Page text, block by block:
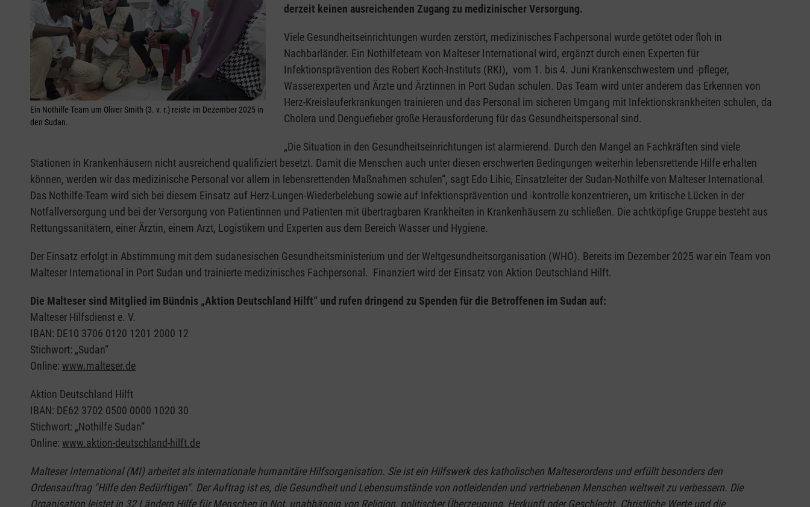
Ein Nothilfe-Team um Oliver Smith (3. v. r.) reiste im Dezember 2025 in
den Sudan.
derzeit keinen ausreichenden Zugang zu medizinischer Versorgung.
Viele Gesundheitseinrichtungen wurden zerstört, medizinisches Fachpersonal wurde getötet oder floh in
Nachbarländer. Ein Nothilfeteam von Malteser International wird, ergänzt durch einen Experten für
Infektionsprävention des Robert Koch-Instituts (RKI), vom 1. bis 4. Juni Krankenschwestern und -pfleger,
Wasserexperten und Ärzte und Ärztinnen in Port Sudan schulen. Das Team wird unter anderem das Erkennen von
Herz-Kreislauferkrankungen trainieren und das Personal im sicheren Umgang mit Infektionskrankheiten schulen, da
Cholera und Denguefieber große Herausforderung für das Gesundheitspersonal sind.
„Die Situation in den Gesundheitseinrichtungen ist alarmierend. Durch den Mangel an Fachkräften sind viele
Stationen in Krankenhäusern nicht ausreichend qualifiziert besetzt. Damit die Menschen auch unter diesen erschwerten Bedingungen weiterhin lebensrettende Hilfe erhalten
können, werden wir das medizinische Personal vor allem in lebensrettenden Maßnahmen schulen“, sagt Edo Lihic, Einsatzleiter der Sudan-Nothilfe von Malteser International.
Das Nothilfe-Team wird sich bei diesem Einsatz auf Herz-Lungen-Wiederbelebung sowie auf Infektionsprävention und -kontrolle konzentrieren, um kritische Lücken in der
Notfallversorgung und bei der Versorgung von Patientinnen und Patienten mit übertragbaren Krankheiten in Krankenhäusern zu schließen. Die achtköpfige Gruppe besteht aus
Rettungssanitätern, einer Ärztin, einem Arzt, Logistikern und Experten aus dem Bereich Wasser und Hygiene.
Der Einsatz erfolgt in Abstimmung mit dem sudanesischen Gesundheitsministerium und der Weltgesundheitsorganisation (WHO). Bereits im Dezember 2025 war ein Team von
Malteser International in Port Sudan und trainierte medizinisches Fachpersonal. Finanziert wird der Einsatz von Aktion Deutschland Hilft.
Die Malteser sind Mitglied im Bündnis „Aktion Deutschland Hilft“ und rufen dringend zu Spenden für die Betroffenen im Sudan auf:
Malteser Hilfsdienst e. V.
IBAN: DE10 3706 0120 1201 2000 12
Stichwort: „Sudan“
Online: www.malteser.de
Aktion Deutschland Hilft
IBAN: DE62 3702 0500 0000 1020 30
Stichwort: „Nothilfe Sudan“
Online: www.aktion-deutschland-hilft.de
Malteser International (MI) arbeitet als internationale humanitäre Hilfsorganisation. Sie ist ein Hilfswerk des katholischen Malteserordens und erfüllt besonders den
Ordensauftrag "Hilfe den Bedürftigen". Der Auftrag ist es, die Gesundheit und Lebensumstände von notleidenden und vertriebenen Menschen weltweit zu verbessern. Die
Organisation leistet in 32 Ländern Hilfe für Menschen in Not, unabhängig von Religion, politischer Überzeugung, Herkunft oder Geschlecht. Christliche Werte und die